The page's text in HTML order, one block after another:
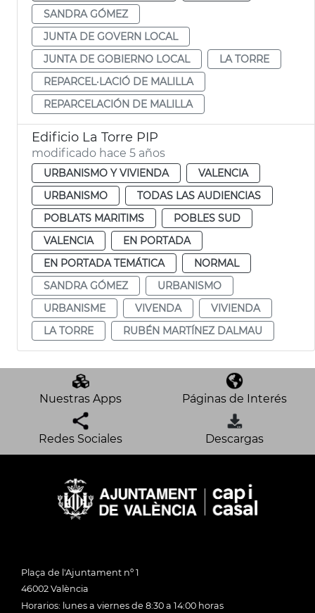
SANDRA GÓMEZ
JUNTA DE GOVERN LOCAL
JUNTA DE GOBIERNO LOCAL
LA TORRE
REPARCEL·LACIÓ DE MALILLA
REPARCELACIÓN DE MALILLA
Edificio La Torre PIP
modificado hace 5 años
URBANISMO Y VIVIENDA
VALENCIA
URBANISMO
TODAS LAS AUDIENCIAS
POBLATS MARITIMS
POBLES SUD
VALENCIA
EN PORTADA
EN PORTADA TEMÁTICA
NORMAL
SANDRA GÓMEZ
URBANISMO
URBANISME
VIVENDA
VIVIENDA
LA TORRE
RUBÉN MARTÍNEZ DALMAU
Nuestras Apps Páginas de Interés
Redes Sociales Descargas
Plaça de l'Ajuntament nº 1
46002 València
Horarios: lunes a viernes de 8:30 a 14:00 horas